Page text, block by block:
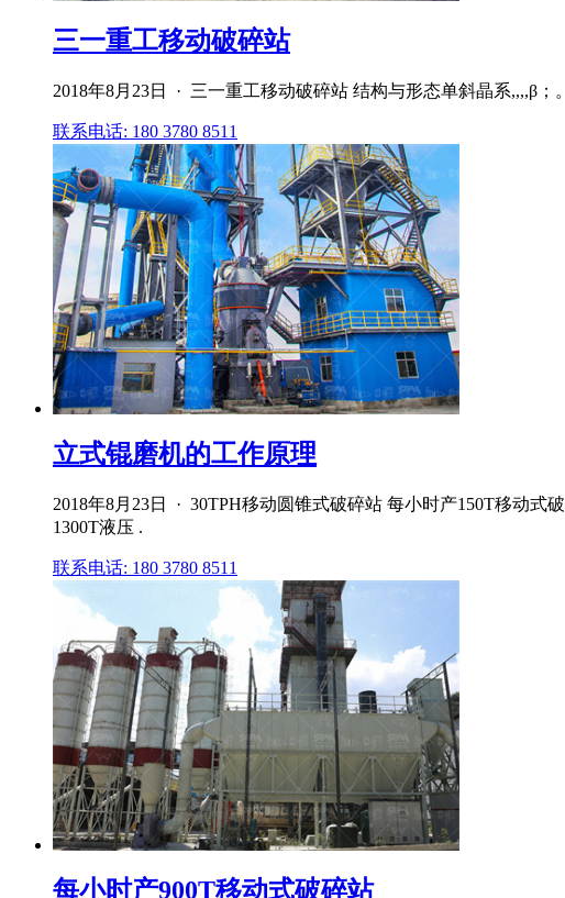
三一重工移动破碎站
2018年8月23日 · 三一重工移动破碎站 结构与形态单斜晶系,,,,β
联系电话: 180 3780 8511
立式锟磨机的工作原理
2018年8月23日 · 30TPH移动圆锥式破碎站 每小时产150T移动
1300T液压 .
联系电话: 180 3780 8511
每小时产900T移动式破碎站